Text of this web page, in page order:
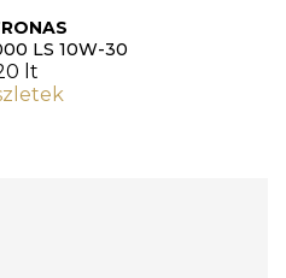
LS 10W-30
lt